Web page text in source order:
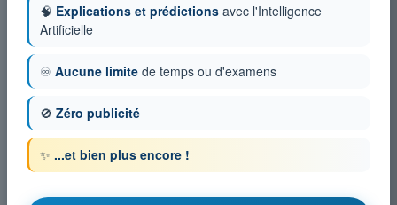
🧠 Explications et prédictions avec l'Intelligence
Artificielle
♾️ Aucune limite de temps ou d'examens
🚫 Zéro publicité
✨ ...et bien plus encore !